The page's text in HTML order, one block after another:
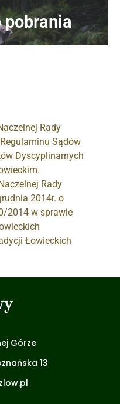
pobrania
Rady
Sądów
Dyscyplinarnych
Rady
2014r. o
2014 w sprawie
Łowieckich
Górze
13